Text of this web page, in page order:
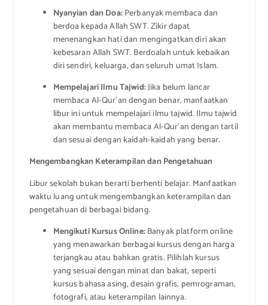
Nyanyian dan Doa:Perbanyak membaca dan
berdoa kepada Allah SWT. Zikir dapat
menenangkan hati dan mengingatkan diri akan
kebesaran Allah SWT. Berdoalah untuk kebaikan
diri sendiri, keluarga, dan seluruh umat Islam.
Mempelajari Ilmu Tajwid:Jika belum lancar
membaca Al-Qur’an dengan benar, manfaatkan
libur ini untuk mempelajari ilmu tajwid. Ilmu tajwid
akan membantu membaca Al-Qur’an dengan tartil
dan sesuai dengan kaidah-kaidah yang benar.
Mengembangkan Keterampilan dan Pengetahuan
Libur sekolah bukan berarti berhenti belajar. Manfaatkan
waktu luang untuk mengembangkan keterampilan dan
pengetahuan di berbagai bidang.
Mengikuti Kursus Online:Banyak platform online
yang menawarkan berbagai kursus dengan harga
terjangkau atau bahkan gratis. Pilihlah kursus
yang sesuai dengan minat dan bakat, seperti
kursus bahasa asing, desain grafis, pemrograman,
fotografi, atau keterampilan lainnya.